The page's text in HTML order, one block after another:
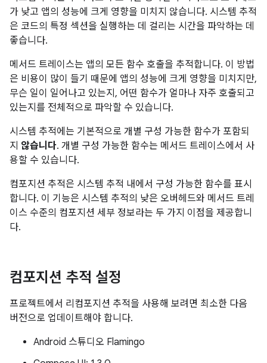
가 낮고 앱의 성능에 크게 영향을 미치지 않습니다. 시스템 추적
은 코드의 특정 섹션을 실행하는 데 걸리는 시간을 파악하는 데
좋습니다.
메서드 트레이스는 앱의 모든 함수 호출을 추적합니다. 이 방법
은 비용이 많이 들기 때문에 앱의 성능에 크게 영향을 미치지만,
무슨 일이 일어나고 있는지, 어떤 함수가 얼마나 자주 호출되고
있는지를 전체적으로 파악할 수 있습니다.
시스템 추적에는 기본적으로 개별 구성 가능한 함수가 포함되
지 않습니다. 개별 구성 가능한 함수는 메서드 트레이스에서 사
용할 수 있습니다.
컴포지션 추적은 시스템 추적 내에서 구성 가능한 함수를 표시
합니다. 이 기능은 시스템 추적의 낮은 오버헤드와 메서드 트레
이스 수준의 컴포지션 세부 정보라는 두 가지 이점을 제공합니
다.
컴포지션 추적 설정
프로젝트에서 리컴포지션 추적을 사용해 보려면 최소한 다음
버전으로 업데이트해야 합니다.
Android 스튜디오 Flamingo